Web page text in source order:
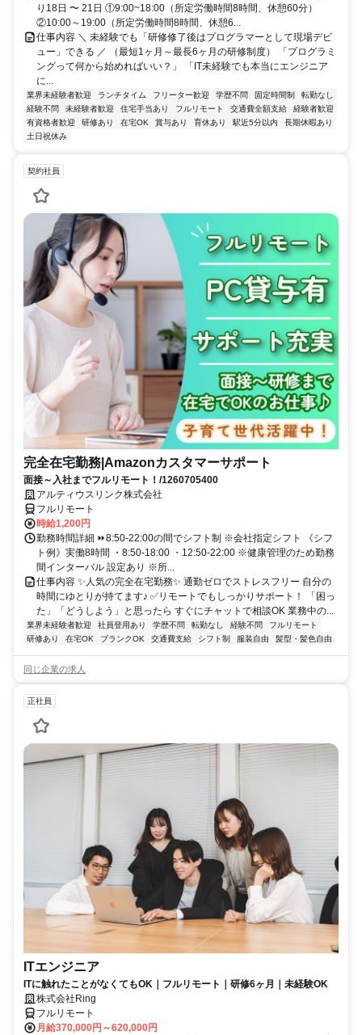
り18日 〜 21日 ①9:00~18:00（所定労働時間8時間、休憩60分）
②10:00～19:00（所定労働時間8時間、休憩6...
仕事内容 ＼ 未経験でも「研修修了後はプログラマーとして現場デビ
ュー」できる ／ （最短1ヶ月～最長6ヶ月の研修制度） 「プログラミ
ングって何から始めればいい？」 「IT未経験でも本当にエンジニア
に...
業界未経験者歓迎 ランチタイム フリーター歓迎 学歴不問 固定時間制
転勤なし
経験不問
未経験者歓迎 住宅手当あり フルリモート 交通費全額支給
経験者歓迎
有資格者歓迎
研修あり 在宅OK 賞与あり 育休あり 駅近5分以内
長期休暇あり
土日祝休み
契約社員
完全在宅勤務|Amazonカスタマーサポート
面接～入社までフルリモート！/1260705400
アルティウスリンク株式会社
フルリモート
時給1,200円
勤務時間詳細 ⏩8:50-22:00の間でシフト制 ※会社指定シフト 《シフ
ト例》実働8時間 ・8:50-18:00 ・12:50-22:00 ※健康管理のため勤務
間インターバル 設定あり ※所...
仕事内容 ✨人気の完全在宅勤務✨ 通勤ゼロでストレスフリー 自分の
時間にゆとりが持てます♪ ✅リモートでもしっかりサポート！ 「困っ
た」「どうしよう」と思ったら すぐにチャットで相談OK 業務中の...
業界未経験者歓迎 社員登用あり 学歴不問 転勤なし 経験不問
フルリモート
研修あり
在宅OK ブランクOK 交通費支給 シフト制 服装自由 髪型・髪色自由
同じ企業の求人
正社員
ITエンジニア
ITに触れたことがなくてもOK｜フルリモート｜研修6ヶ月｜未経験OK
株式会社Ring
フルリモート
月給370,000円～620,000円